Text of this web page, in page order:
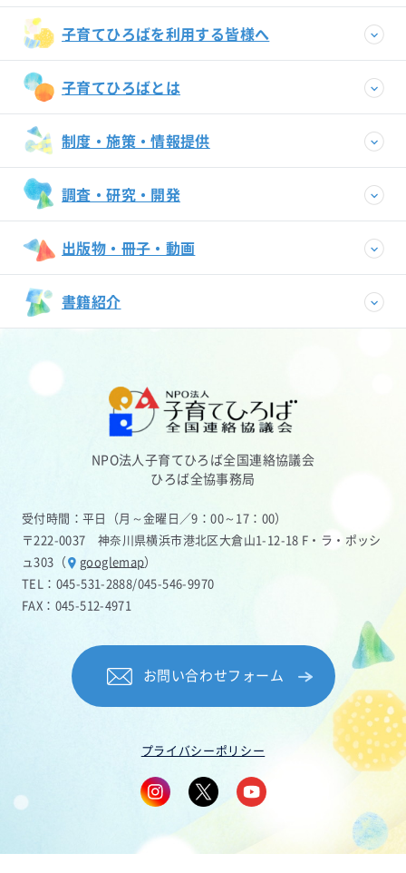
子育てひろばを利用する皆様へ
子育てひろばとは
制度・施策・情報提供
調査・研究・開発
出版物・冊子・動画
書籍紹介
NPO法人子育てひろば全国連絡協議会
ひろば全協事務局
受付時間：平日（月～金曜日／9：00～17：00）
〒222-0037 神奈川県横浜市港北区大倉山1-12-18 F・ラ・ポッシ
ュ303（
googlemap）
TEL： 045-531-2888/045-546-9970
FAX：045-512-4971
お問い合わせフォーム
プライバシーポリシー